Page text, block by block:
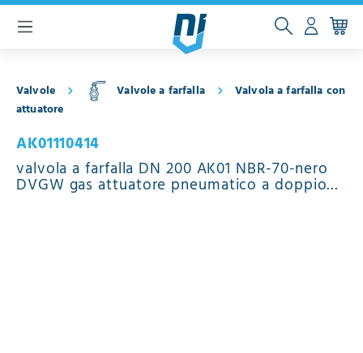
principale
Valvole Valvole a farfalla
Valvola a farfalla con
attuatore
AK01110414
valvola a farfalla DN 200 AK01 NBR-70-nero
DVGW gas attuatore pneumatico a doppio